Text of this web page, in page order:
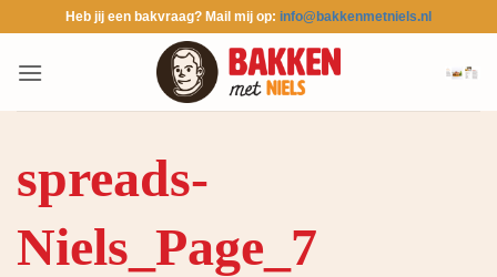
inhoud
Heb jij een bakvraag? Mail mij op: info@bakkenmetniels.nl
spreads-
Niels_Page_7